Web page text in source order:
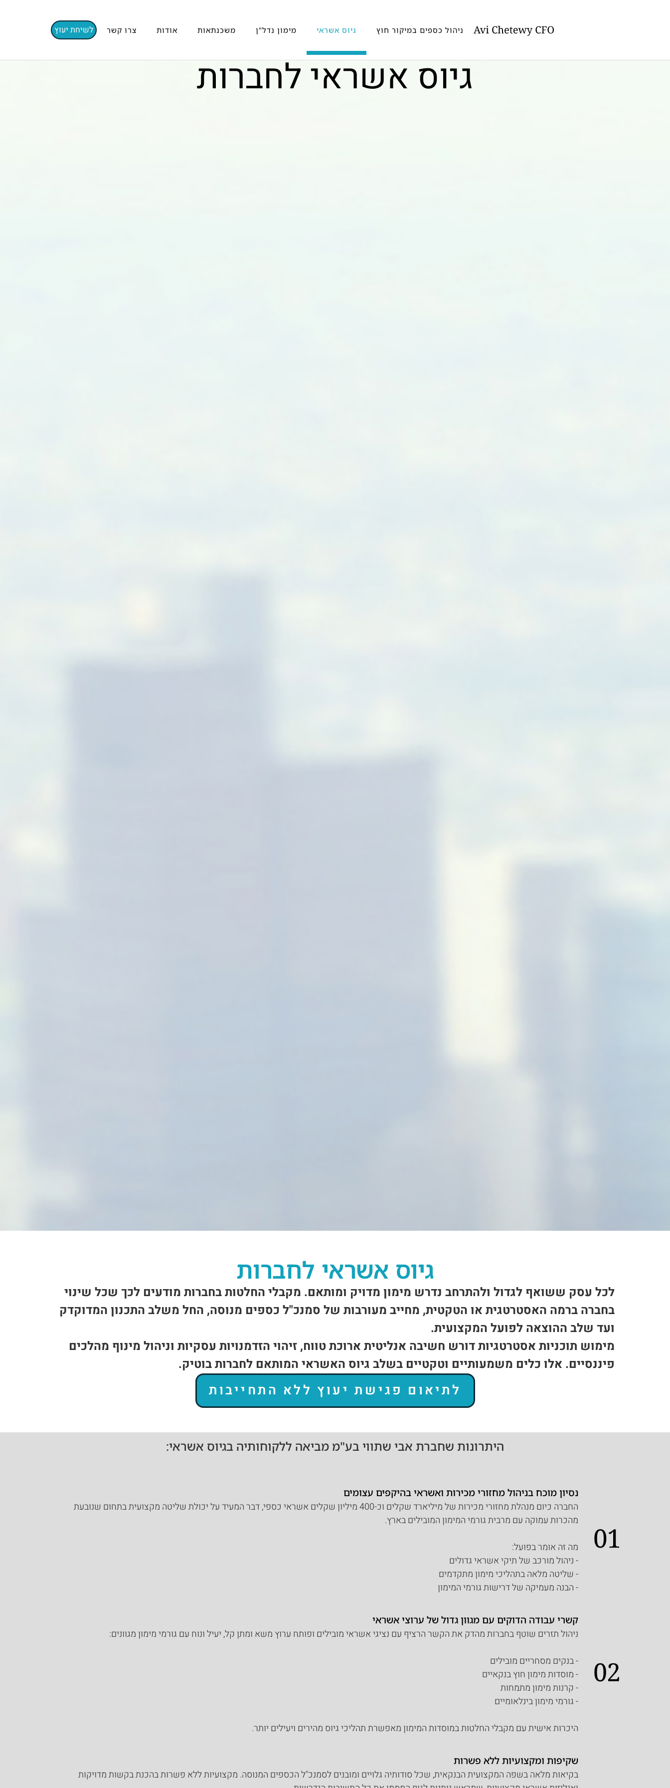
לשיחת יעוץ ניהול כספים במיקור חוץ גיוס אשראי מימון נדל"ן משכנתאות אודות צרו קשר
גיוס אשראי לחברות
גיוס אשראי לחברות
לכל עסק ששואף לגדול ולהתרחב נדרש מימון מדויק ומותאם. מקבלי החלטות בחברות מודעים לכך שכל שינוי
בחברה ברמה האסטרטגית או הטקטית, מחייב מעורבות של סמנכ"ל כספים מנוסה, החל משלב התכנון המדוקדק
ועד שלב ההוצאה לפועל המקצועית.
מימוש תוכניות אסטרטגיות דורש חשיבה אנליטית ארוכת טווח, זיהוי הזדמנויות עסקיות וניהול מינוף מהלכים
פיננסיים. אלו כלים משמעותיים וטקטיים בשלב גיוס האשראי המותאם לחברות בוטיק.
לתיאום פגישת יעוץ ללא התחייבות
היתרונות שחברת אבי שתווי בע"מ מביאה ללקוחותיה בגיוס אשראי:
נסיון מוכח בניהול מחזורי מכירות ואשראי בהיקפים עצומים
החברה כיום מנהלת מחזורי מכירות של מיליארד שקלים וכ-400 מיליון שקלים אשראי כספי, דבר המעיד על יכולת שליטה מקצועית בתחום שנובעת
מהכרות עמוקה עם מרבית גורמי המימון המובילים בארץ.
מה זה אומר בפועל:
- ניהול מורכב של תיקי אשראי גדולים
- שליטה מלאה בתהליכי מימון מתקדמים
- הבנה מעמיקה של דרישות גורמי המימון
קשרי עבודה הדוקים עם מגוון גדול של ערוצי אשראי
ניהול תזרים שוטף בחברות מהדק את הקשר הרציף עם נציגי אשראי מובילים ופותח ערוץ משא ומתן קל, יעיל ונוח עם גורמי מימון מגוונים:
- בנקים מסחריים מובילים
- מוסדות מימון חוץ בנקאיים
- קרנות מימון מתמחות
- גורמי מימון בינלאומיים
היכרות אישית עם מקבלי החלטות במוסדות המימון מאפשרת תהליכי גיוס מהירים ויעילים יותר.
שקיפות ומקצועיות ללא פשרות
בקיאות מלאה בשפה המקצועית הבנקאית, שכל סודותיה גלויים ומובנים לסמנכ"ל הכספים המנוסה. מקצועיות ללא פשרות בהכנת בקשות מדויקות